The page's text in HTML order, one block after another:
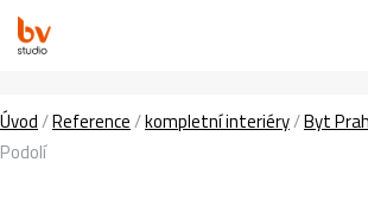
Úvod/Reference/kompletní interiéry/Byt
Podolí